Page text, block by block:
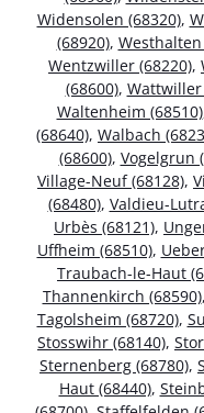
Widensolen (68320),
(68920), Westhalten
Wentzwiller (68220),
(68600), Wattwiller
Waltenheim (68510)
(68640), Walbach
(68600), Vogelgrun
Village-Neuf (68128),
(68480), Valdieu-
Urbès (68121),
Uffheim (68510),
Traubach-le-Haut
Thannenkirch (68590),
Tagolsheim (68720),
Stosswihr (68140),
Sternenberg (68780),
Haut (68440),